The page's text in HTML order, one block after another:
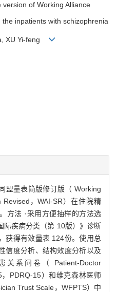
of Working Alliance
inpatients with schizophrenia
XU Yi-feng
盟量表简版修订版（ Working
，WAI-SR）在住院精
方法 ·采用方便抽样的方法选
际疾病分类（第 10版）》诊断
获得有效量表 124份。使用总
信度分析、结构效度分析以及
系问卷（ Patient-Doctor
PDRQ-15）和维克森林医师
Trust Scale，WFPTS）中